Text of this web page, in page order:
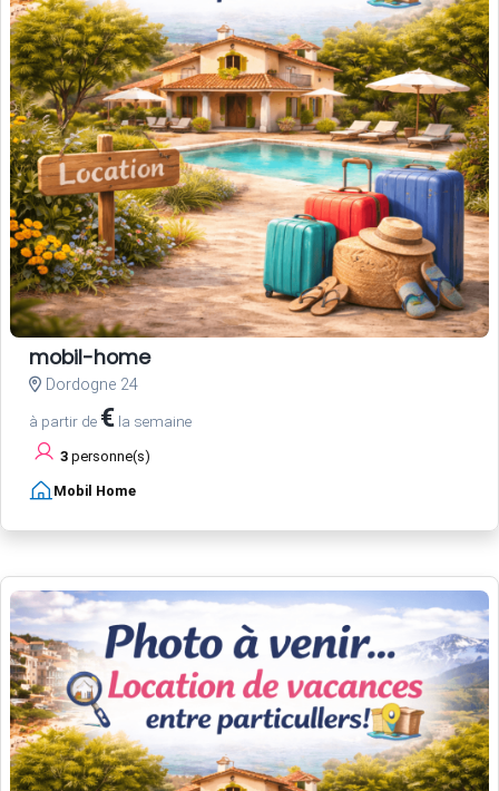
mobil-home
Dordogne 24
à partir de € la semaine
3 personne(s)
Mobil Home